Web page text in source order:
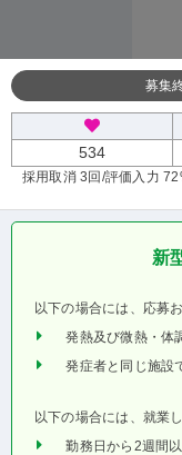
募集
534
採用取消 3回 /評価入力
新
以下の場合には、応募
発熱及び微熱・体
発症者と同じ施設
以下の場合には、就業
勤務日から2週間